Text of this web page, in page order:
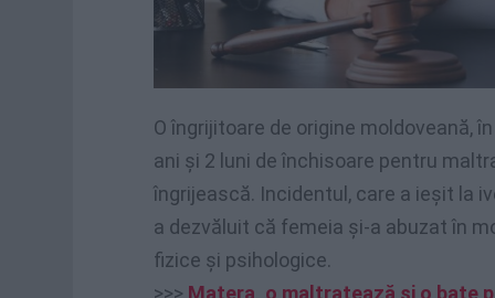
O îngrijitoare de origine moldoveană,
ani și 2 luni de închisoare pentru
îngrijească. Incidentul, care a ieșit la
a dezvăluit că femeia și-a abuzat în
fizice și psihologice.